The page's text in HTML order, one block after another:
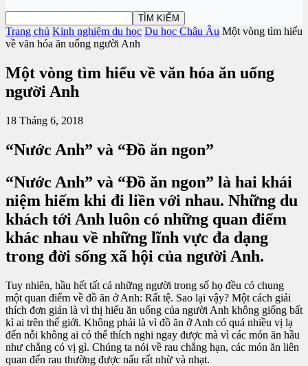
Trang chủ Kinh nghiệm du học Du học Châu Âu Một vòng tìm hiểu
về văn hóa ăn uống người Anh
Một vòng tìm hiểu về văn hóa ăn uống
người Anh
18 Tháng 6, 2018
“Nước Anh” và “Đồ ăn ngon”
“Nước Anh” và “Đồ ăn ngon” là hai khái
niệm hiếm khi đi liền với nhau. Những du
khách tới Anh luôn có những quan điểm
khác nhau về những lĩnh vực đa dạng
trong đời sống xã hội của người Anh.
Tuy nhiên, hầu hết tất cả những người trong số họ đều có chung
một quan điểm về đồ ăn ở Anh: Rất tệ. Sao lại vậy? Một cách giải
thích đơn giản là vì thị hiếu ăn uống của người Anh không giống bất
kì ai trên thế giới. Không phải là vì đồ ăn ở Anh có quá nhiều vị lạ
đến nỗi không ai có thể thích nghi ngay được mà vì các món ăn hầu
như chẳng có vị gì. Chúng ta nói về rau chẳng hạn, các món ăn liên
quan đến rau thường được nấu rất nhừ và nhạt.